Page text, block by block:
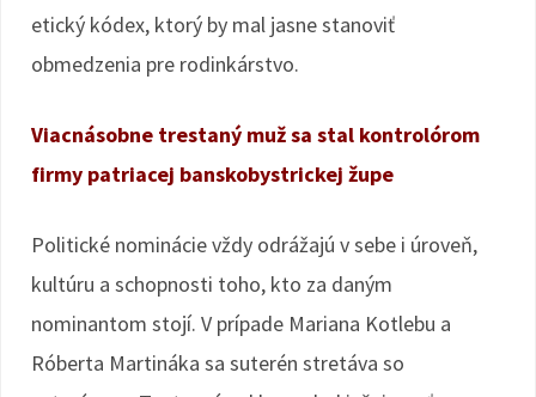
etický kódex, ktorý by mal jasne stanoviť
obmedzenia pre rodinkárstvo.
Viacnásobne trestaný muž sa stal kontrolórom
firmy patriacej banskobystrickej župe
Politické nominácie vždy odrážajú v sebe i úroveň,
kultúru a schopnosti toho, kto za daným
nominantom stojí. V prípade Mariana Kotlebu a
Róberta Martináka sa suterén stretáva so